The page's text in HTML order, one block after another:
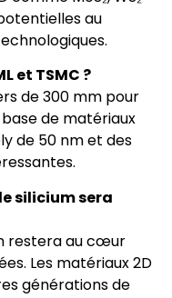
au
et TSMC ?
de 300 mm pour
de matériaux
de 50 nm et des
silicium sera
restera au cœur
Les matériaux 2D
générations de